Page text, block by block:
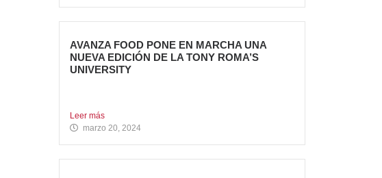
AVANZA FOOD PONE EN MARCHA UNA
NUEVA EDICIÓN DE LA TONY ROMA’S
UNIVERSITY
Leer más
marzo 20, 2024